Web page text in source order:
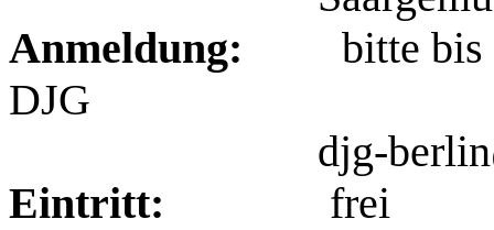
Anmeldung: bitte bis
DJG
djg-berlin@t-
Eintritt: frei